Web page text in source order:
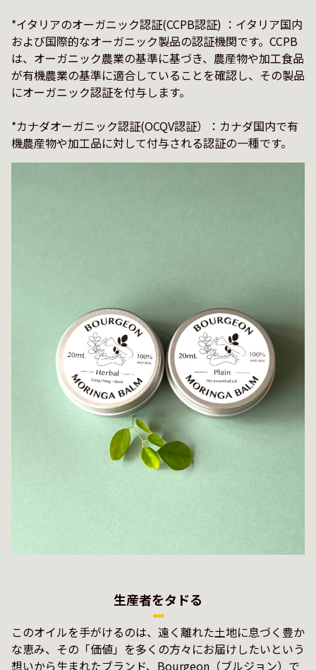
*イタリアのオーガニック認証(CCPB認証) ：イタリア国内
および国際的なオーガニック製品の認証機関です。CCPB
は、オーガニック農業の基準に基づき、農産物や加工食品
が有機農業の基準に適合していることを確認し、その製品
にオーガニック認証を付与します。
*カナダオーガニック認証(OCQV認証）：カナダ国内で有
生産者をタドる
このオイルを手がけるのは、遠く離れた土地に息づく豊か
な恵み、その「価値」を多くの方々にお届けしたいという
想いから生まれたブランド、Bourgeon（ブルジョン）で